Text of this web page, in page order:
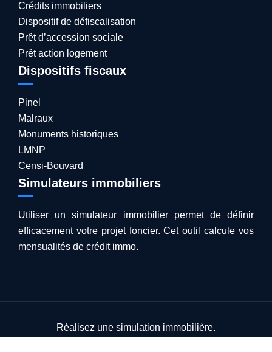
Crédits immobiliers
Dispositif de défiscalisation
Prêt d’accession sociale
Prêt action logement
Dispositifs fiscaux
Pinel
Malraux
Monuments historiques
LMNP
Censi-Bouvard
Simulateurs immobiliers
Utiliser un simulateur immobilier permet de définir
efficacement votre projet foncier. Cet outil calcule vos
mensualités de crédit immo.
Réalisez une simulation immobilière.